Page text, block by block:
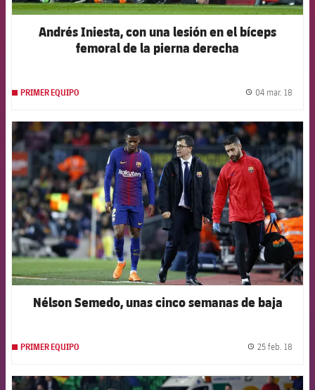
Andrés Iniesta, con una lesión en el bíceps
femoral de la pierna derecha
PRIMER EQUIPO 04 mar. 18
FCB Barcelona badge
Nélson Semedo, unas cinco semanas de baja
PRIMER EQUIPO 25 feb. 18
FCB Barcelona badge